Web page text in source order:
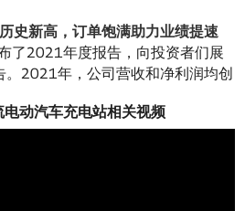
史新高，订单饱满助力业绩提速
了2021年度报告，向投资者们展
。2021年，公司营收和净利润均创
动汽车充电站相关视频